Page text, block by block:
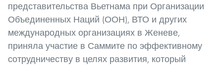
представительства Вьетнама при Организации
Объединенных Наций (ООН), ВТО и других
международных организациях в Женеве,
приняла участие в Саммите по эффективному
сотрудничеству в целях развития, который